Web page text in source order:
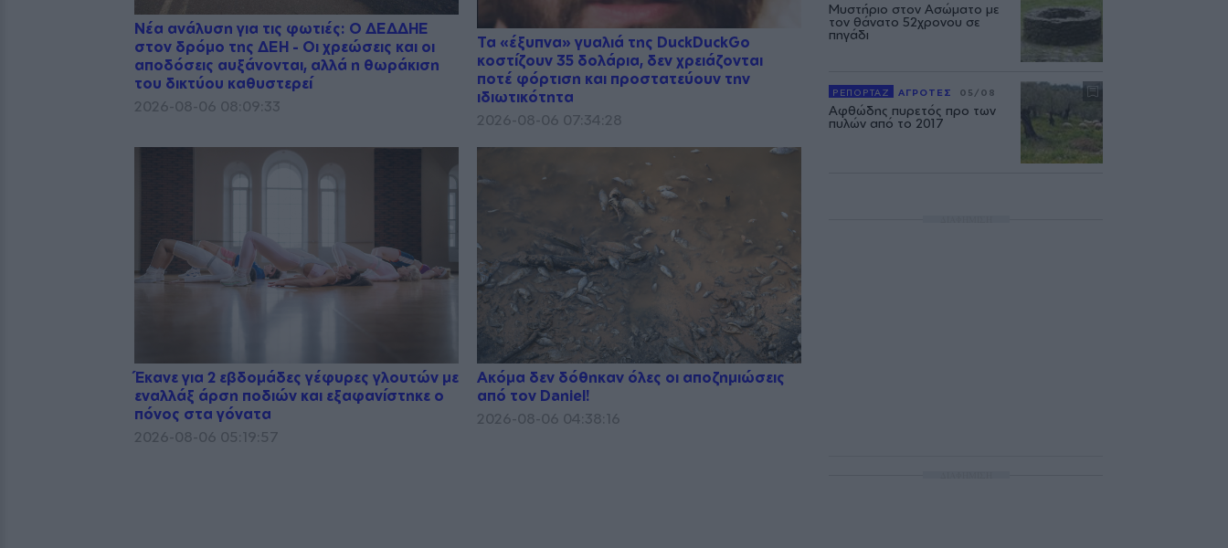
Νέα ανάλυση για τις φωτιές: Ο ΔΕΔΔΗΕ
στον δρόμο της ΔΕΗ - Οι χρεώσεις και οι
αποδόσεις αυξάνονται, αλλά η θωράκιση
του δικτύου καθυστερεί
2026-08-06 08:09:33
Τα «έξυπνα» γυαλιά της DuckDuckGo
κοστίζουν 35 δολάρια, δεν χρειάζονται
ποτέ φόρτιση και προστατεύουν την
ιδιωτικότητα
2026-08-06 07:34:28
Έκανε για 2 εβδομάδες γέφυρες γλουτών με
εναλλάξ άρση ποδιών και εξαφανίστηκε ο
πόνος στα γόνατα
2026-08-06 05:19:57
Ακόμα δεν δόθηκαν όλες οι αποζημιώσεις
από τον Daniel!
2026-08-06 04:38:16
Μυστήριο στον Ασώματο με
τον θάνατο 52χρονου σε
πηγάδι
ΡΕΠΟΡΤΑΖ ΑΓΡΟΤΕΣ 05/08
Αφθώδης πυρετός προ των
πυλών από το 2017